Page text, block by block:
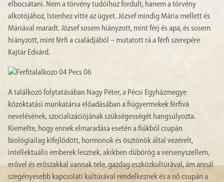
elbocsátani. Nem a törvény tudóihoz fordult, hanem a törvény
alkotójához, Istenhez vitte az ügyet. József mindig Mária mellett és
Máriával maradt. József sosem hiányzott, mint férj és apa, és sosem
hiányzott, mint férfi a családjából – mutatott rá a férfi szerepére
Kajtár Edvárd.
A találkozó folytatásában Nagy Péter, a Pécsi Egyházmegye
közoktatási munkatársa előadásában a fiúgyermekek férfivá
nevelésének, szocializációjának szükségességét hangsúlyozta.
Kiemelte, hogy ennek elmaradása esetén a fiúkból csupán
biológiailag kifejlődött, hormonok és ösztönök által vezérelt,
intellektuális emberek lesznek, akikben dübörög a versenyszellem,
erővel és erőszakkal vannak tele, gazdag eszközkultúrával, ám annál
szegényesebb kapcsolati kultúrával rendelkeznek és a nő csupán a